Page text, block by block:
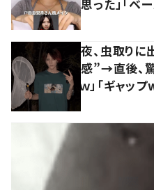
思った」「ベ
夜、虫取り
感”→直後、
ｗ」「ギャップ